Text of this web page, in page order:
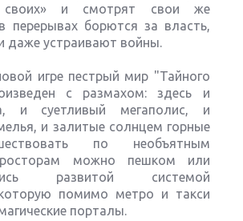
и смотрят свои же
перерывах борются за власть,
даже устраивают войны.
игре пестрый мир "Тайного
с размахом: здесь и
и суетливый мегаполис, и
и залитые солнцем горные
по необъятным
можно пешком или
развитой системой
помимо метро и такси
порталы.